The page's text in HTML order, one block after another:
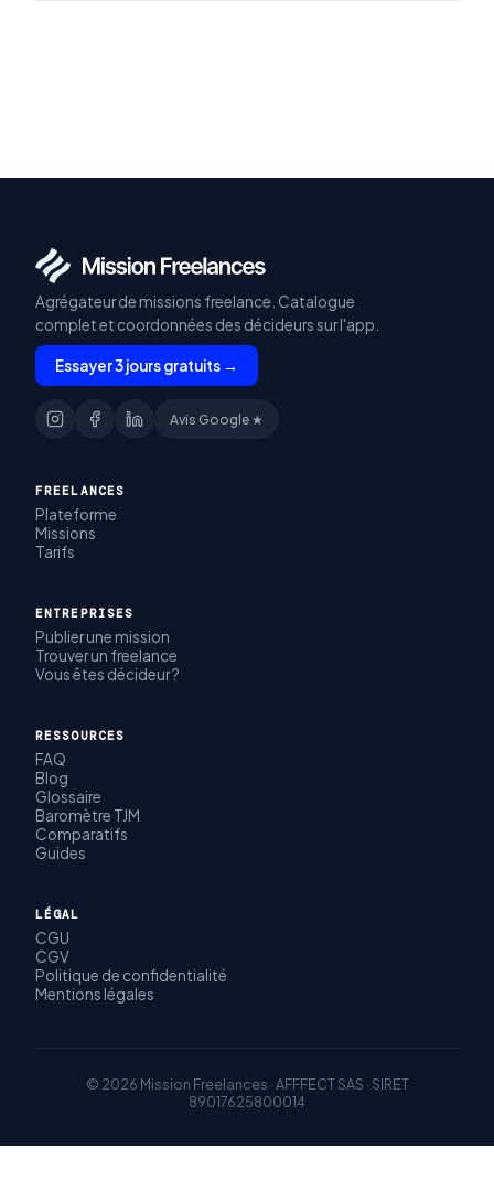
Agrégateur de missions freelance. Catalogue
complet et coordonnées des décideurs sur l'app.
Essayer 3 jours gratuits →
Avis Google ★
FREELANCES
Plateforme
Missions
Tarifs
ENTREPRISES
Publier une mission
Trouver un freelance
Vous êtes décideur ?
RESSOURCES
FAQ
Blog
Glossaire
Baromètre TJM
Comparatifs
Guides
LÉGAL
CGU
CGV
Politique de confidentialité
Mentions légales
© 2026 Mission Freelances · AFFFECT SAS · SIRET
89017625800014